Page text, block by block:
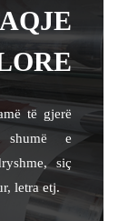
të gjerë
shumë e
siç
letra etj.